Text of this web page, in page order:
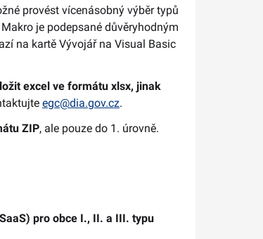
provést vícenásobný výběr typů
je podepsané důvěryhodným
na kartě Vývojář na Visual Basic
excel ve formátu xlsx, jinak
egc@dia.gov.cz.
ZIP, ale pouze do 1. úrovně.
pro obce I., II. a III. typu